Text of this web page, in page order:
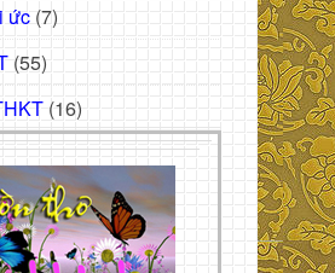
ức (7)
(55)
(16)